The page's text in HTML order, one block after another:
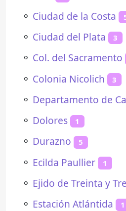
⚬ Ciudad de la Costa
⚬ Ciudad del Plata 3
⚬ Col. del Sacramento
⚬ Colonia Nicolich 3
⚬ Departamento de
⚬ Dolores 1
⚬ Durazno 5
⚬ Ecilda Paullier 1
⚬ Ejido de Treinta y
⚬ Estación Atlántida 1